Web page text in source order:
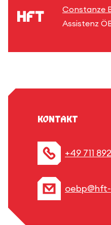
Constanze
Assistenz
Kontakt
+49 711